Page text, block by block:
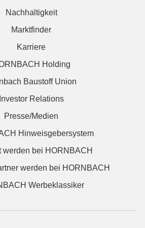
Nachhaltigkeit
Marktfinder
Karriere
Holding
Baustoff Union
Investor Relations
Presse/Medien
Hinweisgebersystem
werden bei HORNBACH
werden bei HORNBACH
Werbeklassiker